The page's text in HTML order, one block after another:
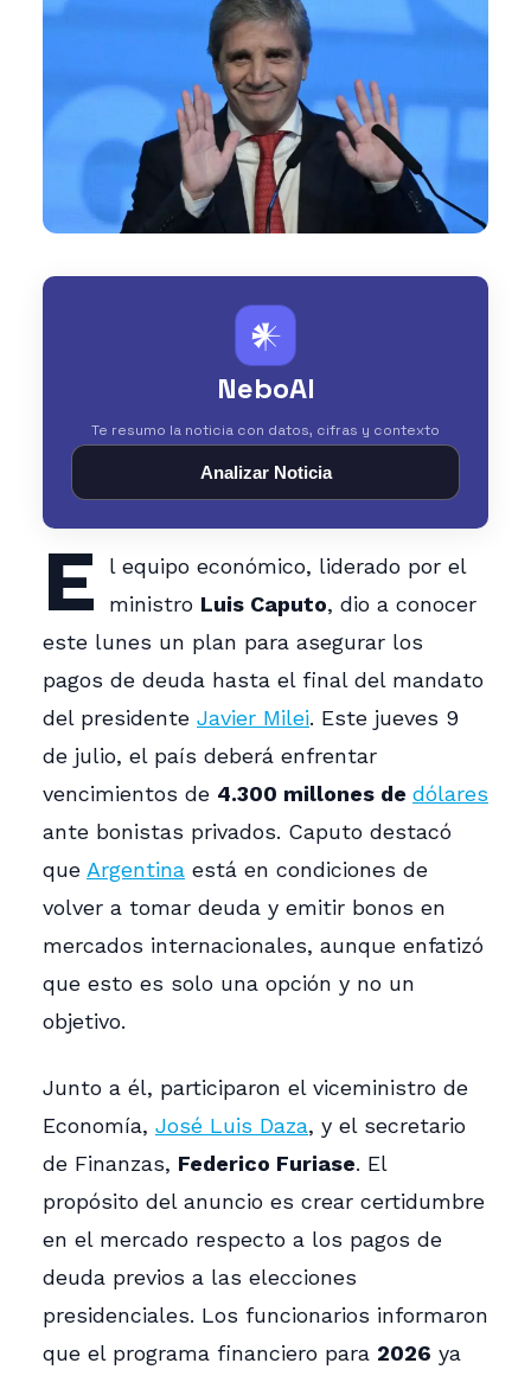
𒀭
NeboAI
Te resumo la noticia con datos, cifras y contexto
Analizar Noticia
E
l equipo económico, liderado por el
ministro Luis Caputo, dio a conocer
este lunes un plan para asegurar los
pagos de deuda hasta el final del mandato
del presidente Javier Milei. Este jueves 9
de julio, el país deberá enfrentar
vencimientos de 4.300 millones de dólares
ante bonistas privados. Caputo destacó
que Argentina está en condiciones de
volver a tomar deuda y emitir bonos en
mercados internacionales, aunque enfatizó
que esto es solo una opción y no un
objetivo.
Junto a él, participaron el viceministro de
Economía, José Luis Daza, y el secretario
de Finanzas, Federico Furiase. El
propósito del anuncio es crear certidumbre
en el mercado respecto a los pagos de
deuda previos a las elecciones
presidenciales. Los funcionarios informaron
que el programa financiero para 2026 ya